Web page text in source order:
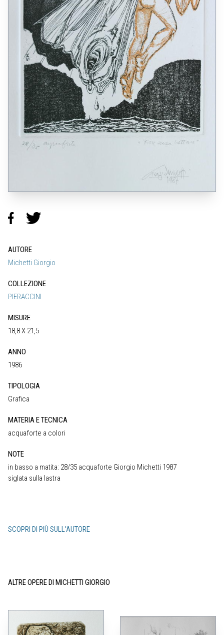
AUTORE
Michetti Giorgio
COLLEZIONE
PIERACCINI
MISURE
18,8 X 21,5
ANNO
1986
TIPOLOGIA
Grafica
MATERIA E TECNICA
acquaforte a colori
NOTE
in basso a matita: 28/35 acquaforte Giorgio Michetti 1987
siglata sulla lastra
SCOPRI DI PIÙ SULL'AUTORE
ALTRE OPERE DI MICHETTI GIORGIO